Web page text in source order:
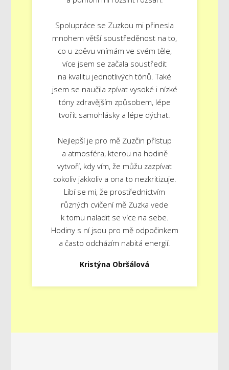
Spolupráce se Zuzkou mi přinesla
mnohem větší soustředěnost na to,
co u zpěvu vnímám ve svém těle,
více jsem se začala soustředit
na kvalitu jednotlivých tónů. Také
jsem se naučila zpívat vysoké i nízké
tóny zdravějším způsobem, lépe
tvořit samohlásky a lépe dýchat.
Nejlepší je pro mě Zuzčin přístup
a atmosféra, kterou na hodině
vytvoří, kdy vím, že můžu zazpívat
cokoliv jakkoliv a ona to nezkritizuje.
Líbí se mi, že prostřednictvím
různých cvičení mě Zuzka vede
k tomu naladit se více na sebe.
Hodiny s ní jsou pro mě odpočinkem
a často odcházím nabitá energií.
Kristýna Obršálová